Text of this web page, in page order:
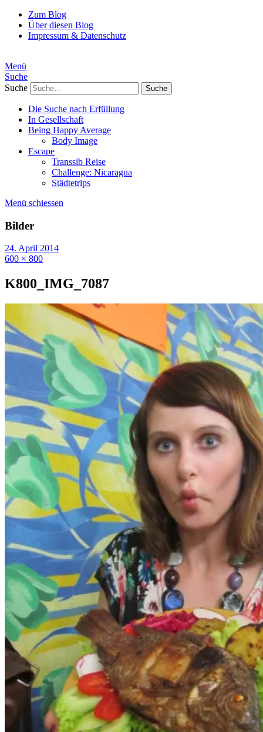
Zum Blog
Über diesen Blog
Impressum & Datenschutz
Menü
Suche
Suche
Die Suche nach Erfüllung
In Gesellschaft
Being Happy Average
Body Image
Escape
Transsib Reise
Challenge: Nicaragua
Städtetrips
Menü schiessen
Bilder
24. April 2014
600 × 800
K800_IMG_7087